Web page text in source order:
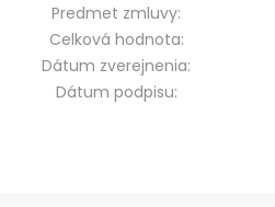
Predmet zmluvy:
Celková hodnota:
Dátum zverejnenia:
Dátum podpisu: